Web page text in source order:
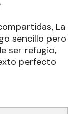
La
sencillo pero
ser refugio,
perfecto